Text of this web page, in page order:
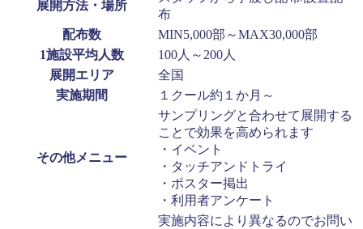
展開方法・場所
布
配布数
MIN5,000部～MAX30,000部
1施設平均人数
100人～200人
展開エリア
全国
実施期間
１クール約１か月～
その他メニュー
サンプリングと合わせて展開する
ことで効果を高められます
・イベント
・タッチアンドトライ
・ポスター掲出
・利用者アンケート
実施内容により異なるのでお問い